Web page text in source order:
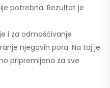
potrebna. Rezultat je
i za odmašćivanje
njegovih pora. Na taj je
pripremljena za sve